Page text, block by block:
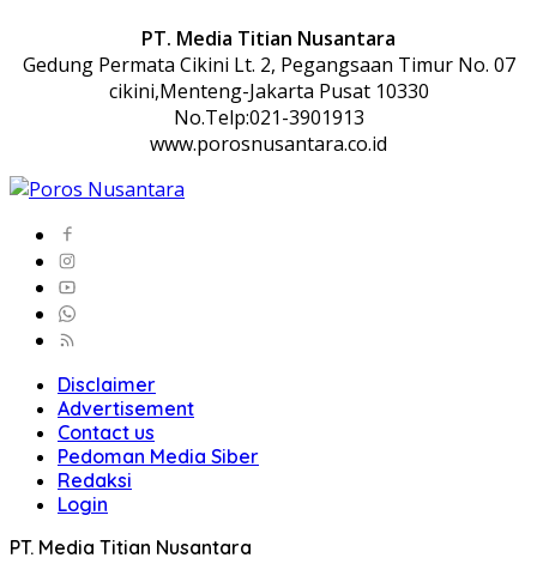
PT. Media Titian Nusantara
Gedung Permata Cikini Lt. 2, Pegangsaan Timur No. 07
cikini,Menteng-Jakarta Pusat 10330
No.Telp:021-3901913
www.porosnusantara.co.id
Disclaimer
Advertisement
Contact us
Pedoman Media Siber
Redaksi
Login
PT. Media Titian Nusantara